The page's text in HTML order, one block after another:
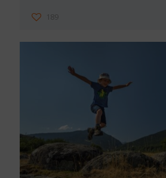
189